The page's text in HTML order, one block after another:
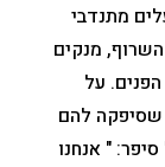
מתנדבי
מנקים
על
שסיפקה להם
" אנחנו